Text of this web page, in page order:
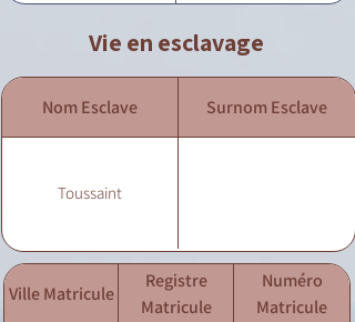
Vie en esclavage
Nom Esclave Surnom Esclave
Toussaint
Ville Matricule
Registre
Matricule
Numéro
Matricule